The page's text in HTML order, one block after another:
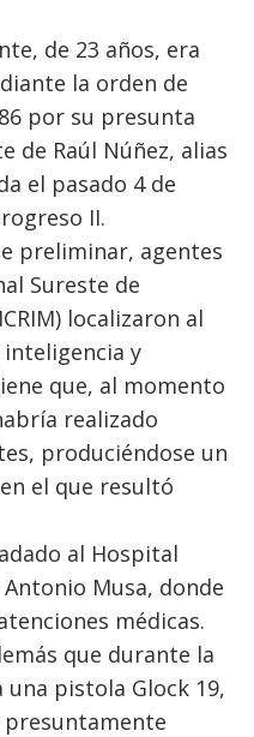
de 23 años, era
la orden de
por su presunta
de Raúl Núñez, alias
el pasado 4 de
II.
preliminar, agentes
Sureste de
localizaron al
y
que, al momento
realizado
produciéndose un
el que resultó
al Hospital
Musa, donde
médicas.
que durante la
pistola Glock 19,